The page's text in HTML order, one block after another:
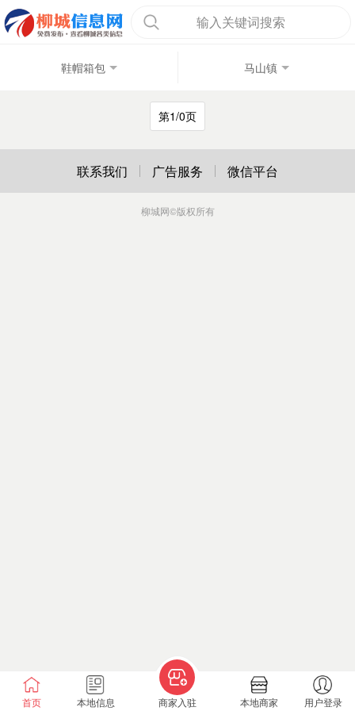
输入关键词搜索
鞋帽箱包 马山镇
第1/0页
首页 本地信息 商家入驻 本地商家 用户登录
联系我们 广告服务 微信平台
柳城网©版权所有